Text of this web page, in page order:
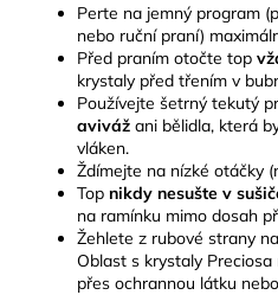
Perte na jemný program
nebo ruční praní)
Před praním otočte top
krystaly před třením v
Používejte šetrný tekutý
aviváž ani bělidla, která
vláken.
Ždímejte na nízké otáčky
Top nikdy nesušte v
na ramínku mimo dosah
Žehlete z rubové strany
Oblast s krystaly
přes ochrannou látku